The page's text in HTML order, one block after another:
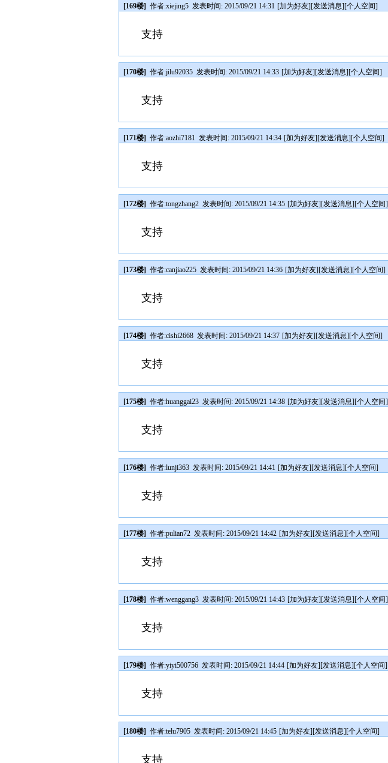
[169楼] 作者:xiejing5 发表时间: 2015/09/21 14:31 [加为好友][发送消息][个人空间]
支持
[170楼] 作者:jilu92035 发表时间: 2015/09/21 14:33 [加为好友][发送消息][个人空间]
支持
[171楼] 作者:aozhi7181 发表时间: 2015/09/21 14:34 [加为好友][发送消息][个人空间]
支持
[172楼] 作者:tongzhang2 发表时间: 2015/09/21 14:35 [加为好友][发送消息][个人空间]
支持
[173楼] 作者:canjiao225 发表时间: 2015/09/21 14:36 [加为好友][发送消息][个人空间]
支持
[174楼] 作者:cishi2668 发表时间: 2015/09/21 14:37 [加为好友][发送消息][个人空间]
支持
[175楼] 作者:huanggai23 发表时间: 2015/09/21 14:38 [加为好友][发送消息][个人空间]
支持
[176楼] 作者:lunji363 发表时间: 2015/09/21 14:41 [加为好友][发送消息][个人空间]
支持
[177楼] 作者:pulian72 发表时间: 2015/09/21 14:42 [加为好友][发送消息][个人空间]
支持
[178楼] 作者:wenggang3 发表时间: 2015/09/21 14:43 [加为好友][发送消息][个人空间]
支持
[179楼] 作者:yiyi500756 发表时间: 2015/09/21 14:44 [加为好友][发送消息][个人空间]
支持
[180楼] 作者:telu7905 发表时间: 2015/09/21 14:45 [加为好友][发送消息][个人空间]
支持